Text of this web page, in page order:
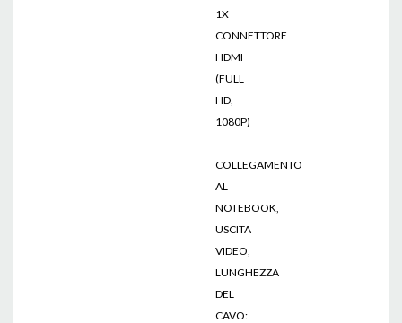
1X
CONNETTORE
HDMI
(FULL
HD,
1080P)
-
COLLEGAMENTO
AL
NOTEBOOK,
USCITA
VIDEO,
LUNGHEZZA
DEL
CAVO: